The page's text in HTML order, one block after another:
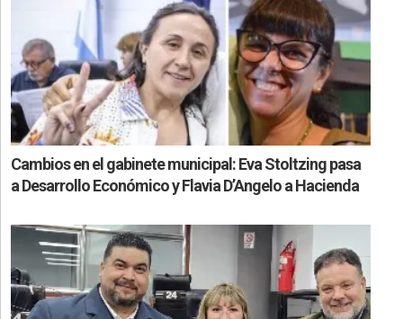
Cambios en el gabinete municipal: Eva Stoltzing pasa
a Desarrollo Económico y Flavia D’Angelo a Hacienda